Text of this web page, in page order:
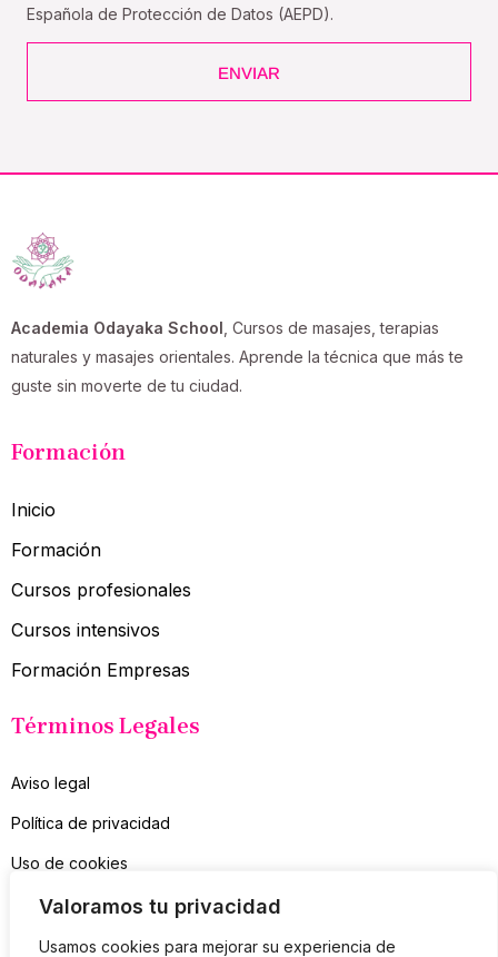
Valoramos tu privacidad
Usamos cookies para mejorar su experiencia de
Española de Protección de Datos (AEPD).
ENVIAR
Academia Odayaka School , Cursos de masajes, terapias
naturales y masajes orientales. Aprende la técnica que más te
guste sin moverte de tu ciudad.
Formación
Inicio
Formación
Cursos profesionales
Cursos intensivos
Formación Empresas
Términos Legales
Aviso legal
Política de privacidad
Uso de cookies
Contacto